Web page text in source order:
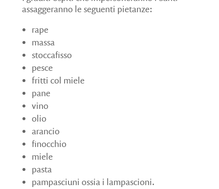
assaggeranno le seguenti pietanze:
rape
massa
stoccafisso
pesce
fritti col miele
pane
vino
olio
arancio
finocchio
miele
pasta
pampasciuni ossia i lampascioni.